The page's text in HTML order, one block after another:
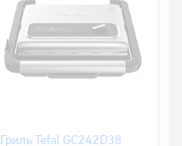
Гриль Tefal GC242D38